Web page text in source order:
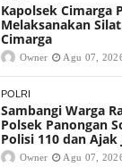
Kapolsek Cimarga
Melaksanakan
Cimarga
Owner Agu 07,
POLRI
Sambangi Warga
Polsek Panongan
Polisi 110 dan
Owner Agu 07,